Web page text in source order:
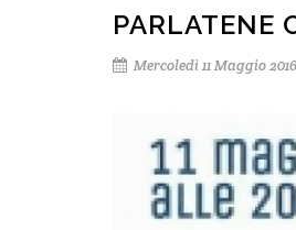
PARLATENE
Mercoledì 11 Maggio 2016